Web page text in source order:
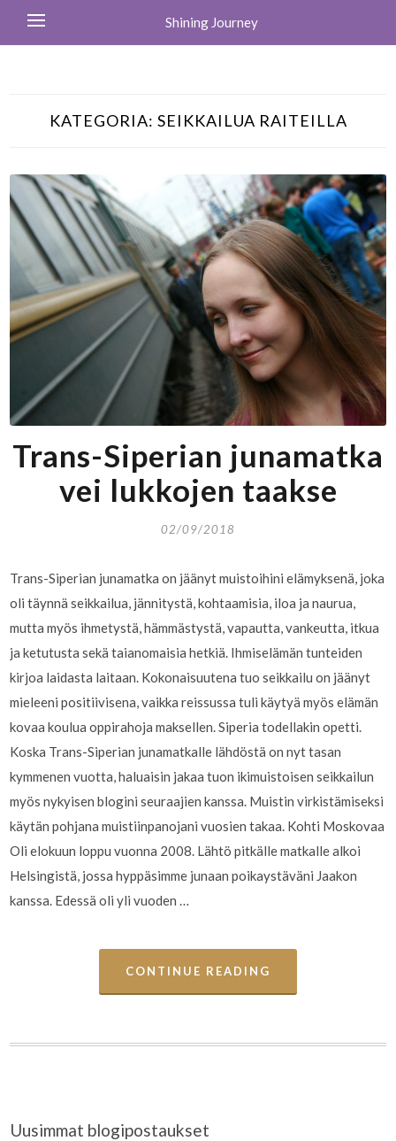
Shining Journey
KATEGORIA: SEIKKAILUA RAITEILLA
Trans-Siperian junamatka
vei lukkojen taakse
02/09/2018
Trans-Siperian junamatka on jäänyt muistoihini elämyksenä, joka
oli täynnä seikkailua, jännitystä, kohtaamisia, iloa ja naurua,
mutta myös ihmetystä, hämmästystä, vapautta, vankeutta, itkua
ja ketutusta sekä taianomaisia hetkiä. Ihmiselämän tunteiden
kirjoa laidasta laitaan. Kokonaisuutena tuo seikkailu on jäänyt
mieleeni positiivisena, vaikka reissussa tuli käytyä myös elämän
kovaa koulua oppirahoja maksellen. Siperia todellakin opetti.
Koska Trans-Siperian junamatkalle lähdöstä on nyt tasan
kymmenen vuotta, haluaisin jakaa tuon ikimuistoisen seikkailun
myös nykyisen blogini seuraajien kanssa. Muistin virkistämiseksi
käytän pohjana muistiinpanojani vuosien takaa. Kohti Moskovaa
Oli elokuun loppu vuonna 2008. Lähtö pitkälle matkalle alkoi
Helsingistä, jossa hyppäsimme junaan poikaystäväni Jaakon
kanssa. Edessä oli yli vuoden …
CONTINUE READING
Uusimmat blogipostaukset